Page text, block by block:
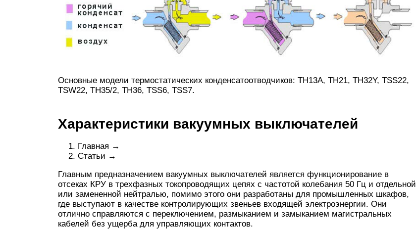
Основные модели термостатических конденсатоотводчиков: TH13A, TH21, TH32Y, TSS22,
TSW22, TH35/2, TH36, TSS6, TSS7.
Характеристики вакуумных выключателей
Главная →
Статьи →
Главным предназначением вакуумных выключателей является функционирование в
отсеках КРУ в трехфазных токопроводящих цепях с частотой колебания 50 Гц и отдельной
или замененной нейтралью, помимо этого они разработаны для промышленных шкафов,
где выступают в качестве контролирующих звеньев входящей электроэнергии. Они
отлично справляются с переключением, размыканием и замыканием магистральных
кабелей без ущерба для управляющих контактов.